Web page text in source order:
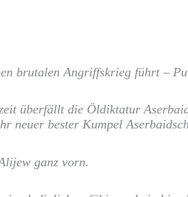
brutalen Angriffskrieg führt –
überfällt die Öldiktatur
neuer bester Kumpel
ganz vorn.